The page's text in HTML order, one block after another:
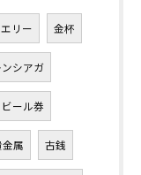
リー 金杯
シアガ
ビール券
金属 古銭